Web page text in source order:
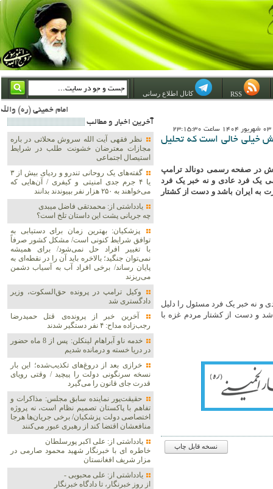
کانال اطلاع رسانی
امام خمینی (ره) والله اسلام تمامش سیاست است؛ ***** امام شهید: به گفتار امام و کردار امام اهتمام بورزید ***** امام خمینی(ره): ان شاء الله ما اندوه دلمان را در وقت مناسب با انتقام از امریکا و آل سعود
خیلی خالی است که تحلیل
در صفحه رسمی دونالد ترامپ
یک فرد عادی و نه خبر یک فرد
به ایران باشد و دست از کشتار
نه خبر یک فرد مسئول را دلیل
و دست از کشتار مردم غزه با
نسخه قابل چاپ
آخرين اخبار و مطالب
نظر فقهی آیت الله سروش محلاتی در باره
مجازات معترضان خشونت طلب در شرایط
استیصال اجتماعی
گفته‌های یک روحانی تندرو و ردپای بیش از ۳
یا ۴ جرم جدی امنیتی و کیفری / آن‌هایی که
می‌خواهند به ۲۵۰ هزار نفر بپیوندند بدانند
یادداشتی از: محمدتقی فاضل میبدی
چه جریانی پشت این داستان تلخ است؟
پزشکیان‌: بهترین زمان برای دستیابی به
توافق شرایط کنونی است/ مشکل کشور صرفاً
با تغییر افراد حل نمی‌شود/ برای همیشه
نمی‌توان جنگید؛ بالاخره باید آن را در نقطه‌ای به
پایان رساند/ برخی افراد آب به آسیاب دشمن
می‌ریزند
وکیل ترامپ در پرونده حق‌السکوت، وزیر
دادگستری شد
آخرین خبر از پرونده‌ی قتل حمیدرضا
رجب‌زاده مداح: ۴ نفر دستگیر شدند
خدمه ناو آبراهام لینکلن: پس از 8 ماه حضور
در دریا خسته و درمانده‌ شدیم
خرازی بعد از دروغ‌های تکذیب‌شده؛ این بار
نسخه سرنگونی دولت را پیچید / وقتی رویای
قدرت جای قانون را می‌گیرد
حقیقت‌پور نماینده سابق مجلس: مذاکرات و
تفاهم با پاکستان تصمیم نظام است، نه پروژه
اختصاصی دولت پزشکیان/ برخی جریان‌ها هرجا
منافعشان اقتضا کند از رهبری عبور می‌کنند
یادداشتی از: علی اکبر پورسلطان
خاطره ای با خبرنگار شهید محمود صارمی در
مزار شریف افغانستان
یادداشتی از: علی محبوبی -
از روز خبرنگار، تا دادگاه خبرنگار